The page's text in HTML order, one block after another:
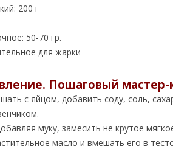
200 г
50-70 гр.
для жарки
Пошаговый мастер-
с яйцом, добавить соду, соль,
муку, замесить не крутое
масло и вмешать его в